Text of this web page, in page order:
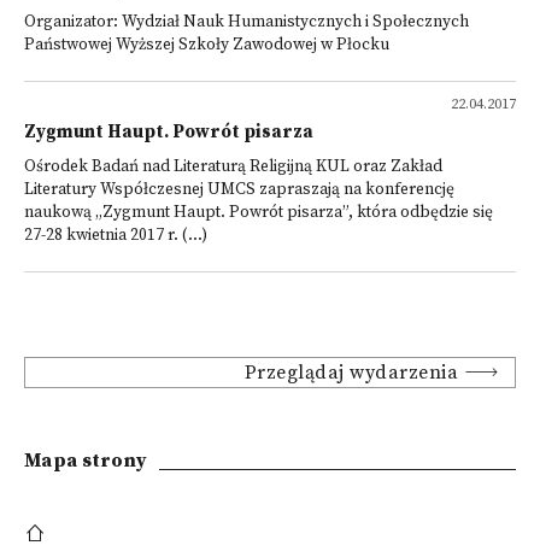
Organizator: Wydział Nauk Humanistycznych i Społecznych
Państwowej Wyższej Szkoły Zawodowej w Płocku
22.04.2017
Zygmunt Haupt. Powrót pisarza
Ośrodek Badań nad Literaturą Religijną KUL oraz Zakład
Literatury Współczesnej UMCS zapraszają na konferencję
naukową „Zygmunt Haupt. Powrót pisarza”, która odbędzie się
27-28 kwietnia 2017 r. (...)
Przeglądaj wydarzenia
Mapa strony